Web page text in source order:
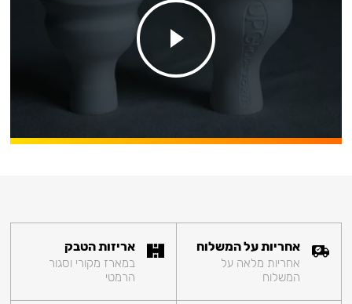
אחריות על המשלוח
אחריות מלאה על
המשלוח
אריזות הטבק
במארז מקורי וסגור
הרמטי